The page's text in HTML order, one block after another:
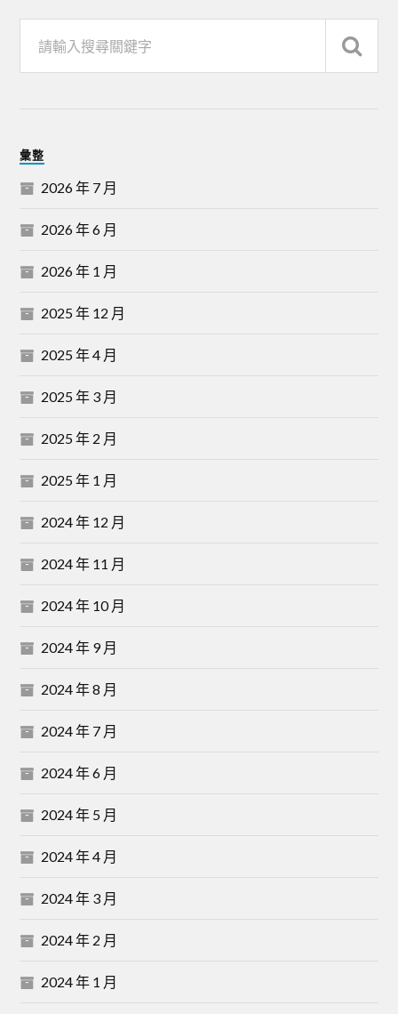
彙整
2026 年 7 月
2026 年 6 月
2026 年 1 月
2025 年 12 月
2025 年 4 月
2025 年 3 月
2025 年 2 月
2025 年 1 月
2024 年 12 月
2024 年 11 月
2024 年 10 月
2024 年 9 月
2024 年 8 月
2024 年 7 月
2024 年 6 月
2024 年 5 月
2024 年 4 月
2024 年 3 月
2024 年 2 月
2024 年 1 月